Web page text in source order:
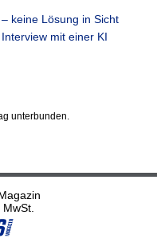
keine Lösung in Sicht
mit einer KI
unterbunden.